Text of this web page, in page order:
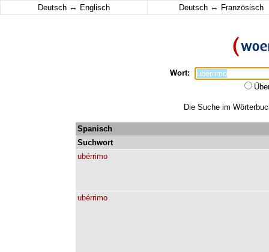
Deutsch ↔ Englisch Deutsch ↔ Französisch
Wort:
Die Suche im
Spanisch
Suchwort
ubérrimo
ubérrimo